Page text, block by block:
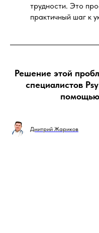
трудности. Это
практичный шаг к
Решение этой
специалистов
Дмитрий Жариков